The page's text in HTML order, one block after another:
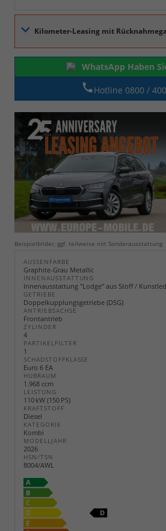
WhatsApp Haben
Hotline 0800 /
Beispielbilder, ggf. teilweise mit Sonderausstattung
AUSSENFARBE
Graphite-Grau Metallic
INNENAUSSTATTUNG
Innenausstattung "Lodge" aus Stoff /
GETRIEBE
Doppelkupplungsgetriebe (DSG)
ANTRIEBSACHSE
Frontantrieb
ZYLINDER
4
PARTIKELFILTER
1
SCHADSTOFFKLASSE
Euro 6 EA
HUBRAUM
1.968 ccm
LEISTUNG
110 kW (150 PS)
KRAFTSTOFF
Diesel
KATEGORIE
Kombi
MODELLJAHR
2026
HSN/TSN
8004/AWL